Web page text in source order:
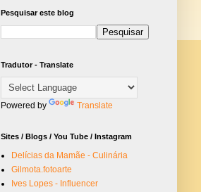
Pesquisar este blog
Tradutor - Translate
Powered by Translate
Sites / Blogs / You Tube / Instagram
Delícias da Mamãe - Culinária
Gilmota.fotoarte
Ives Lopes - Influencer